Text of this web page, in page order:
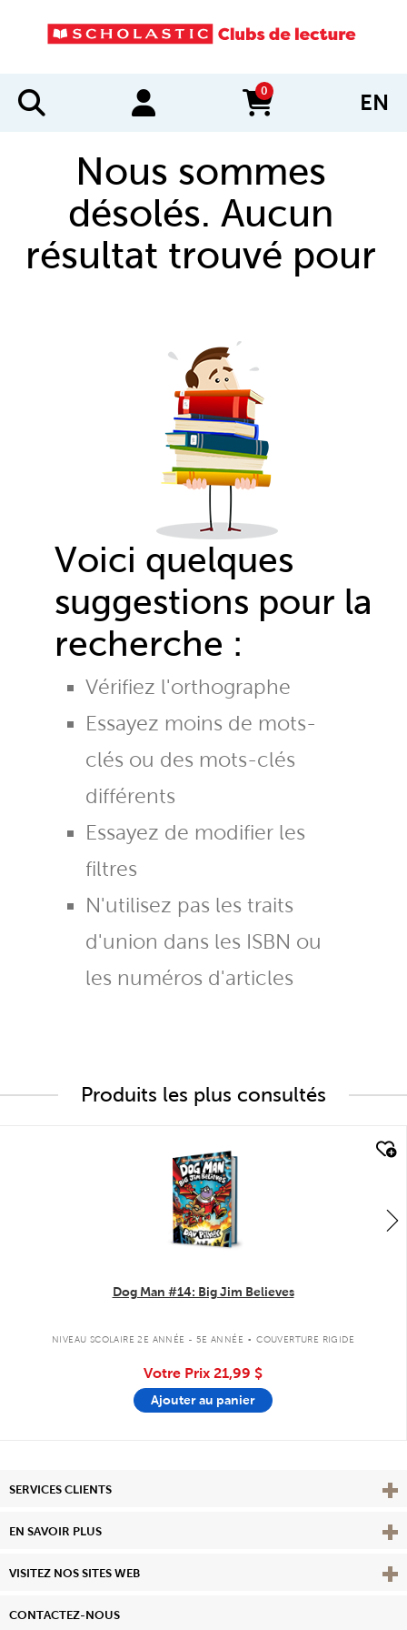
0
items in cart EN
Nous sommes
désolés. Aucun
résultat trouvé pour
Voici quelques
suggestions pour la
recherche :
Vérifiez l'orthographe
Essayez moins de mots-
clés ou des mots-clés
différents
Essayez de modifier les
filtres
N'utilisez pas les traits
d'union dans les ISBN ou
les numéros d'articles
Produits les plus consultés
Dog Man #14: Big Jim Believes
NIVEAU SCOLAIRE 2E ANNÉE - 5E ANNÉE . COUVERTURE RIGIDE
Votre Prix 21,99 $
Ajouter au panier
SERVICES CLIENTS
EN SAVOIR PLUS View
VISITEZ NOS SITES WEB
CONTACTEZ-NOUS